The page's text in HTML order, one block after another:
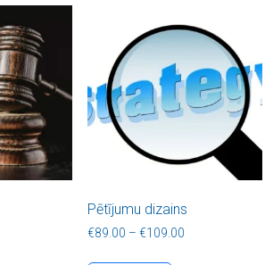
Price range: €89.00 through €109.00
Pētījumu dizains
€89.00 – €109.00Price range: